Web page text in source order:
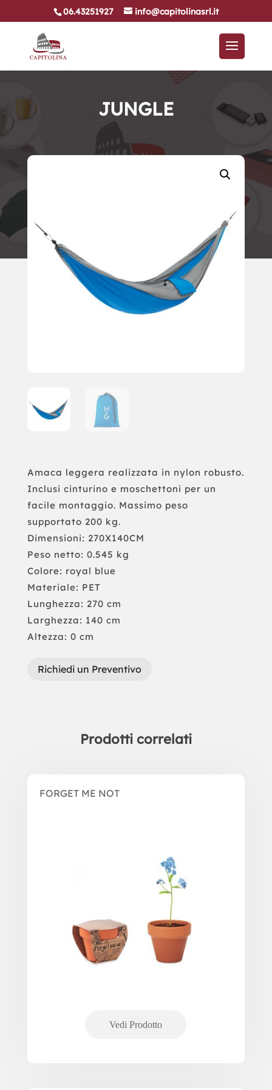
06.43251927 info@capitolinasrl.it
JUNGLE
Amaca leggera realizzata in nylon robusto.
Inclusi cinturino e moschettoni per un
facile montaggio. Massimo peso
supportato 200 kg.
Dimensioni: 270X140CM
Peso netto: 0.545 kg
Colore: royal blue
Materiale: PET
Lunghezza: 270 cm
Larghezza: 140 cm
Altezza: 0 cm
Richiedi un Preventivo
Prodotti correlati
FORGET ME NOT